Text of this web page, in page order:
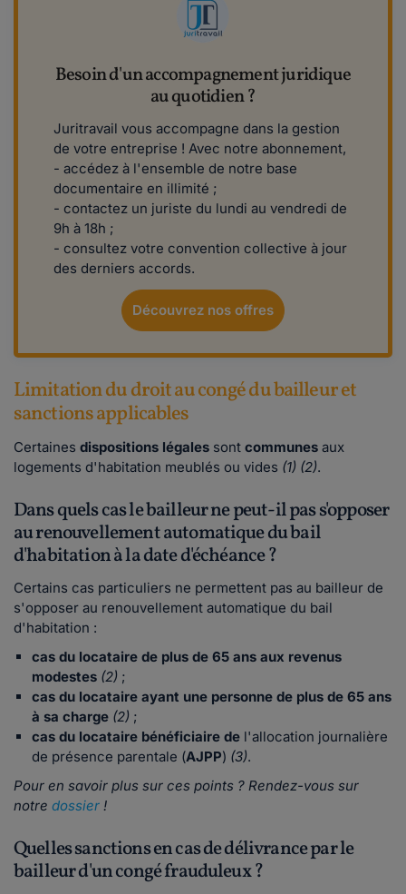
Besoin d'un accompagnement juridique
au quotidien ?
Juritravail vous accompagne dans la gestion
de votre entreprise ! Avec notre abonnement,
- accédez à l'ensemble de notre base
documentaire en illimité ;
- contactez un juriste du lundi au vendredi de
9h à 18h ;
- consultez votre convention collective à jour
des derniers accords.
Découvrez nos offres
Limitation du droit au congé du bailleur et
sanctions applicables
Certaines dispositions légales sont communes aux
logements d'habitation meublés ou vides (1) (2).
Dans quels cas le bailleur ne peut-il pas s'opposer
au renouvellement automatique du bail
d'habitation à la date d'échéance ?
Certains cas particuliers ne permettent pas au bailleur de
s'opposer au renouvellement automatique du bail
d'habitation :
cas du locataire de plus de 65 ans aux revenus
modestes (2) ;
cas du locataire ayant une personne de plus de 65 ans
à sa charge (2) ;
cas du locataire bénéficiaire de l'allocation journalière
de présence parentale (AJPP) (3).
Pour en savoir plus sur ces points ? Rendez-vous sur
notre dossier !
Quelles sanctions en cas de délivrance par le
bailleur d'un congé frauduleux ?